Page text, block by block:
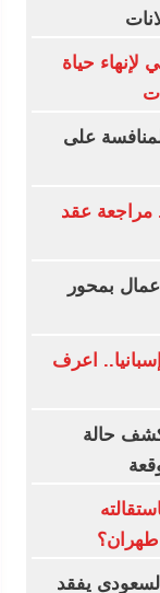
لإنهاء حياة
على
مراجعة عقد
بمحور
اعرف
حالة
طهران؟
يفقد